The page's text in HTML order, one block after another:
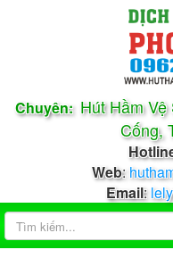
Chuyên: Hút Hầm
Cống,
Web:
Email: